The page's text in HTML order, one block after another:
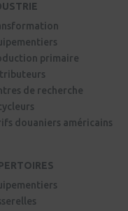
primaire
de recherche
douaniers américains